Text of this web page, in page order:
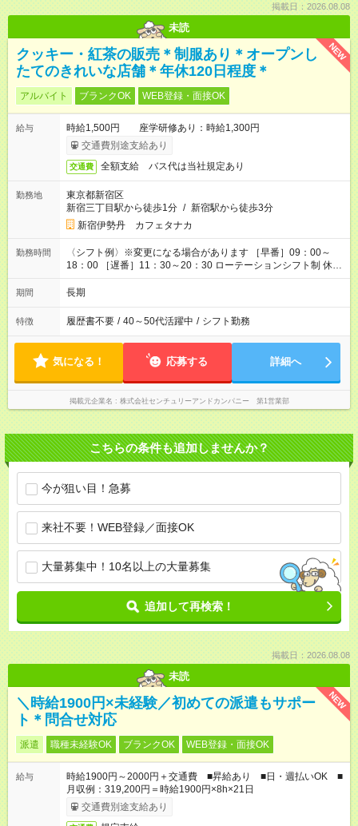
掲載日：2026.08.08
未読
NEW
クッキー・紅茶の販売＊制服あり＊オープンし
たてのきれいな店舗＊年休120日程度＊
アルバイト ブランクOK WEB登録・面接OK
給与
時給1,500円 座学研修あり：時給1,300円
交通費別途支給あり
交通費 全額支給 バス代は当社規定あり
勤務地
東京都新宿区
新宿三丁目駅から徒歩1分 / 新宿駅から徒歩3分
新宿伊勢丹 カフェタナカ
勤務時間
〈シフト例〉※変更になる場合があります ［早番］09：00～
18：00 ［遅番］11：30～20：30 ローテーションシフト制 休
憩：90分 / 実働：7.5時間
期間 長期
特徴 履歴書不要 / 40～50代活躍中 / シフト勤務
気になる！ 応募する 詳細へ
掲載元企業名 株式会社センチュリーアンドカンパニー 第1営業部
こちらの条件も追加しませんか？
今が狙い目！急募
来社不要！WEB登録／面接OK
大量募集中！10名以上の大量募集
追加して再検索！
掲載日：2026.08.08
未読
NEW
＼時給1900円×未経験／初めての派遣もサポー
ト＊問合せ対応
派遣 職種未経験OK ブランクOK WEB登録・面接OK
給与
時給1900円～2000円＋交通費 ■昇給あり ■日・週払いOK ■
月収例：319,200円＝時給1900円×8h×21日
交通費別途支給あり